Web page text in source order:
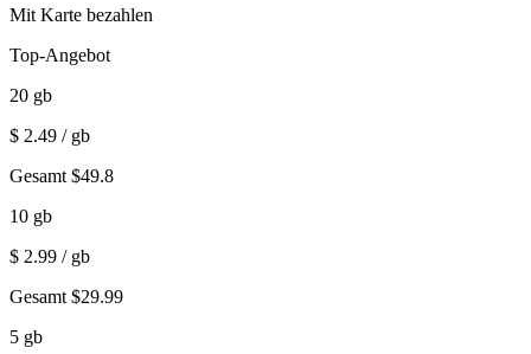
Mit Karte bezahlen
Top-Angebot
20 gb
$ 2.49 / gb
Gesamt $49.8
10 gb
$ 2.99 / gb
Gesamt $29.99
5 gb